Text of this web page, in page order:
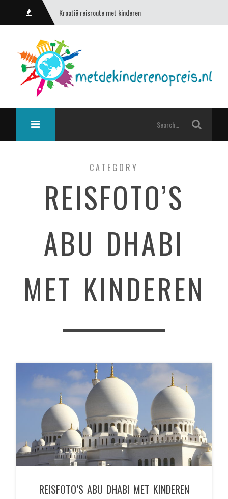
Kroatië reisroute met kinderen
CATEGORY
REISFOTO’S
ABU DHABI
MET KINDEREN
REISFOTO’S ABU DHABI MET KINDEREN